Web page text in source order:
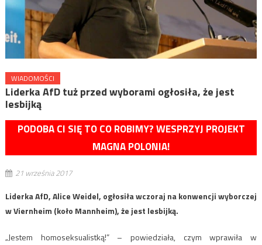
WIADOMOŚCI
Liderka AfD tuż przed wyborami ogłosiła, że jest
lesbijką
PODOBA CI SIĘ TO CO ROBIMY? WESPRZYJ PROJEKT
MAGNA POLONIA!
21 września 2017
Liderka AfD, Alice Weidel, ogłosiła wczoraj na konwencji wyborczej
w Viernheim (koło Mannheim), że jest lesbijką.
„Jestem homoseksualistką!” – powiedziała, czym wprawiła w